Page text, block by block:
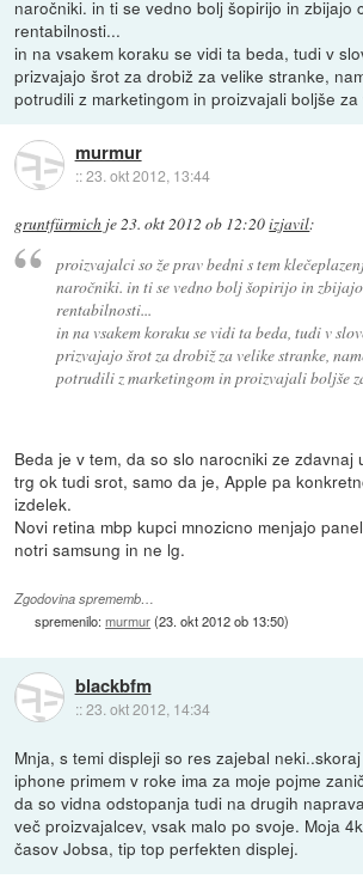
naročniki. in ti se vedno bolj šopirijo in zbijajo
rentabilnosti...
in na vsakem koraku se vidi ta beda, tudi v
prizvajajo šrot za drobiž za velike stranke,
potrudili z marketingom in proizvajali boljše
murmur
::23. okt 2012, 13:44
gruntfürmich je23. okt 2012 ob 12:20izjavil:
proizvajalci so že prav bedni s tem
naročniki. in ti se vedno bolj šopirijo in
rentabilnosti...
in na vsakem koraku se vidi ta beda, tudi v
prizvajajo šrot za drobiž za velike stranke,
potrudili z marketingom in proizvajali boljše
Beda je v tem, da so slo narocniki ze zdavnaj
trg ok tudi srot, samo da je, Apple pa
izdelek.
Novi retina mbp kupci mnozicno menjajo
notri samsung in ne lg.
Zgodovina sprememb…
spremenilo:murmur(23. okt 2012 ob 13:50)
blackbfm
::23. okt 2012, 14:34
Mnja, s temi displeji so res zajebal
iphone primem v roke ima za moje pojme
da so vidna odstopanja tudi na drugih
več proizvajalcev, vsak malo po svoje. Moja
časov Jobsa, tip top perfekten displej.